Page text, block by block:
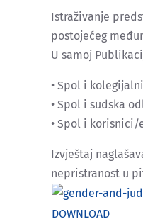
Istraživanje
postojećeg
U samoj
• Spol i
• Spol i sudska
• Spol i korisnici/
Izvještaj
nepristranost u
DOWNLOAD